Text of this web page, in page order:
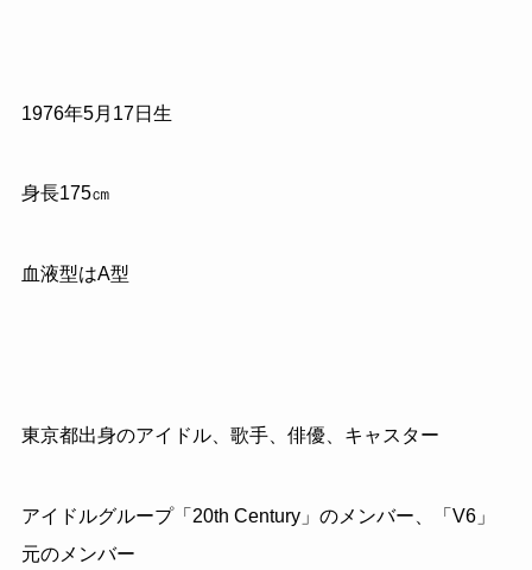
1976年5月 17日生
身長175㎝
血液型はA型
東京都出身のアイドル、歌手、俳優、キャスター
アイドルグループ「 20th Century」のメンバー、「 V6」
元のメンバー